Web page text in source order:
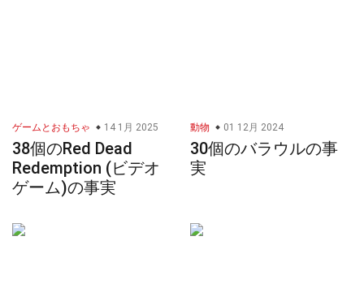
ゲームとおもちゃ 14 1月 2025
38個のRed Dead
Redemption (ビデオ
ゲーム)の事実
動物 01 12月 2024
30個のバラウルの事
実